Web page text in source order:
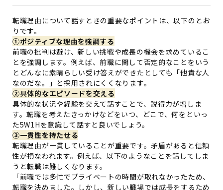
転職理由について話すときの重要なポイントは、以下のとお
りです。
①ポジティブな理由を強調する
前職の批判は避け、新しい挑戦や成長の機会を求めているこ
とを強調します。例えば、前職に関して否定的なことをいう
とどんなに素晴らしい受け答えができたとしても「他責な人
なのだな。」と採用されにくくなります。
②具体的なエピソードを交える
具体的な状況や経験を交えて話すことで、説得力が増しま
す。転職を考えたきっかけなどをいつ、どこで、何をといっ
た5W1Hを意識して話すと良いでしょう。
③一貫性を持たせる
転職理由が一貫していることが重要です。矛盾があると信頼
性が損なわれます。例えば、以下のようなことを話してしま
うと転職は難しくなります。
「前職では多忙でプライベートの時間が取れなかったため、
転職を決めました。しかし、新しい職場では成長をするため